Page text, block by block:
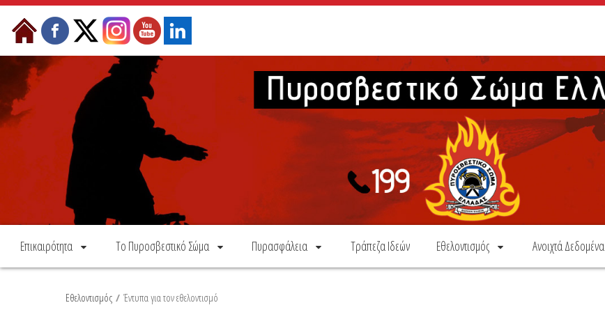
Skip to Content
Επικαιρότητα Το Πυροσβεστικό Σώμα Πυρασφάλεια Τράπεζα Ιδεών Εθελοντισμός Ανοιχτά Δεδομένα
Εθελοντισμός / Έντυπα για τον εθελοντισμό